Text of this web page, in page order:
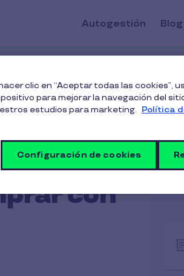
Autogestión Blog
puedo comprar con Pluxee?
con
clic en “Aceptar todas las cookies”,
para mejorar la navegación del
estudios para marketing. Política
Configuración de cookies